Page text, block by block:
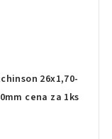
26x1,70-
cena za 1ks